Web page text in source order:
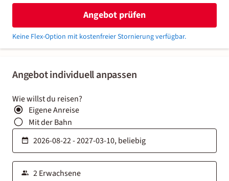
Angebot individuell anpassen
Wie willst du reisen?
Eigene Anreise
Mit der Bahn
Angebot prüfen
Keine Flex-Option mit kostenfreier Stornierung verfügbar.